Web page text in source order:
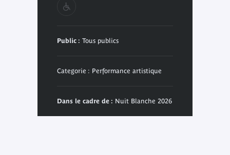
Public : Tous publics
Categorie : Performance artistique
Dans le cadre de : Nuit Blanche 2026